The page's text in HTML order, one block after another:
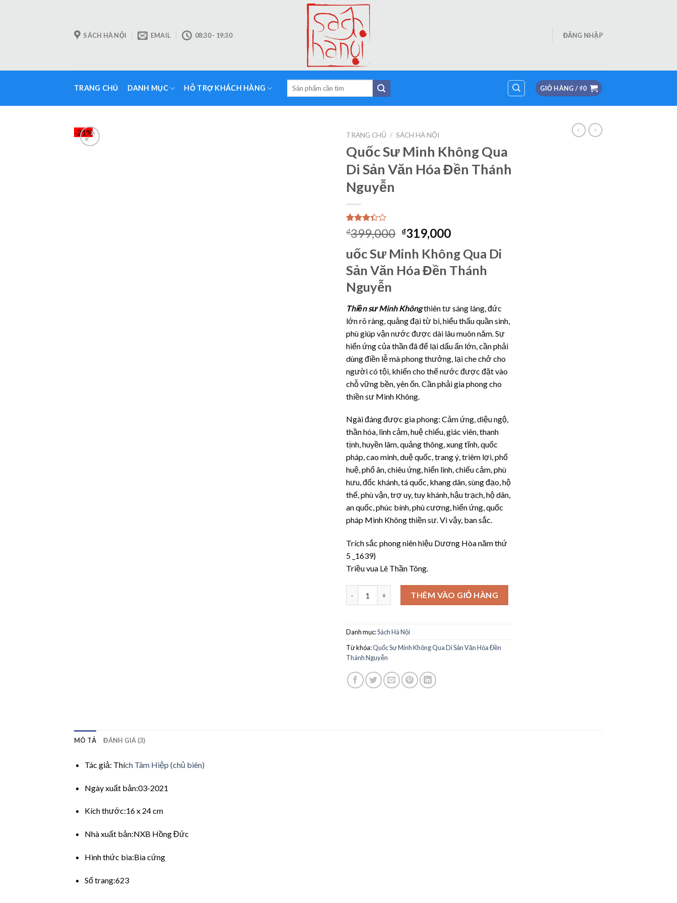
SÁCH HÀ NỘI EMAIL 08:30 - 19:30 ĐĂNG NHẬP
TRANG CHỦ DANH MỤC HỖ TRỢ KHÁCH HÀNG
Tìm
GIỎ HÀNG /₫0
-21% TRANG CHỦ / SÁCH HÀ NỘI
Quốc Sư Minh Không Qua
Di Sản Văn Hóa Đền Thánh
Nguyễn
3.33
trên 5
trên
3
giá
₫399,000 ₫319,000
uốc Sư Minh Không Qua Di
Sản Văn Hóa Đền Thánh
Nguyễn
Thiền sư Minh Khôngthiên tư sáng láng, đức
lớn rõ ràng, quảng đại từ bi, hiểu thấu quần sinh,
phù giúp vận nước được dài lâu muôn năm. Sự
hiển ứng của thần đã để lại dấu ấn lớn, cần phải
dùng điền lễ mà phong thưởng, lại che chở cho
người có tội, khiến cho thế nước được đặt vào
chỗ vững bền, yên ổn. Cần phải gia phong cho
thiền sư Minh Không.
Ngài đáng được gia phong: Cảm ứng, diệu ngộ,
thần hóa, linh cảm, huệ chiếu, giác viên, thanh
tịnh, huyền lâm, quảng thông, xung tĩnh, quốc
pháp, cao minh, duệ quốc, trang ý, triêm lợi, phổ
huệ, phổ ân, chiêu ứng, hiển linh, chiếu cảm, phù
hưu, đốc khánh, tá quốc, khang dân, sùng đạo, hộ
thế, phù vận, trợ uy, tuy khánh, hậu trạch, hộ dân,
an quốc, phúc bính, phù cương, hiển ứng, quốc
pháp Minh Không thiền sư. Vì vậy, ban sắc.
Trích sắc phong niên hiệu Dương Hòa năm thứ
5 _1639)
Triều vua Lê Thần Tông.
Quốc Sư Minh Không Qua Di Sản Văn Hóa Đền Thánh Nguyễn số lượng
THÊM VÀO GIỎ HÀNG
Danh mục:Sách Hà Nội
Từ khóa:Quốc Sư Minh Không Qua Di Sản Văn Hóa Đền
Thánh Nguyễn
MÔ TẢ ĐÁNH GIÁ (3)
Tác giả: Thích Tâm Hiệp (chủ biên)
Ngày xuất bản:03-2021
Kích thước:16 x 24 cm
Nhà xuất bản:NXB Hồng Đức
Hình thức bìa:Bìa cứng
Số trang:623